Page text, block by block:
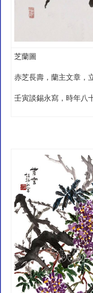
芝蘭圖
赤芝長壽，蘭主文章，
壬寅談錫永寫，時年八